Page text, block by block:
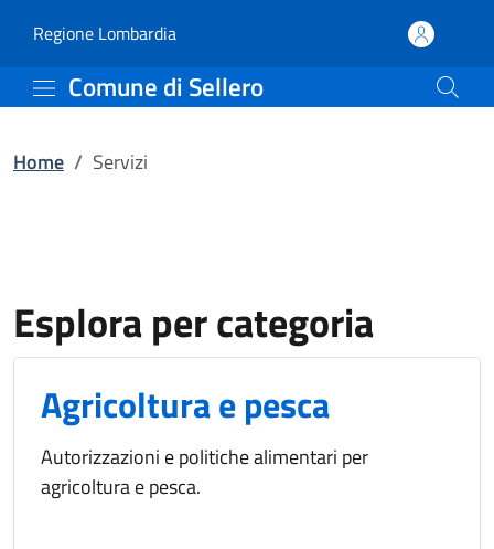
Servizi | Comune di
Regione Lombardia(apre in un'altra scheda).
Comune di Sellero
Home / Servizi
Esplora per categoria
Agricoltura e pesca
Autorizzazioni e politiche alimentari per
agricoltura e pesca.